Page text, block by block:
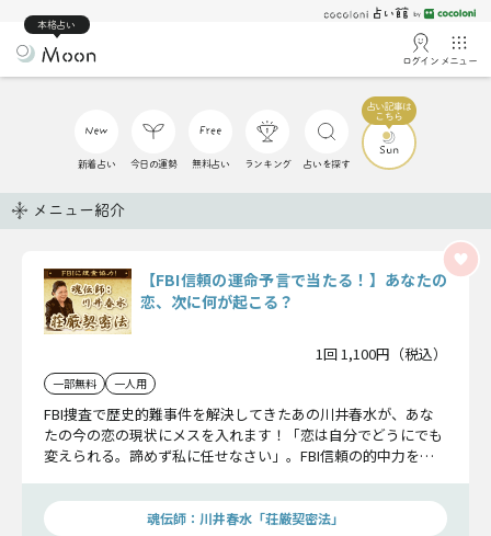
本格占い
ログイン メニュー
新着占い 今日の運勢 無料占い ランキング 占いを探す
メニュー紹介
【FBI信頼の運命予言で当たる！】あなたの
恋、次に何が起こる？
1回 1,100円（税込）
一部無料 一人用
FBI捜査で歴史的難事件を解決してきたあの川井春水が、あな
たの今の恋の現状にメスを入れます！「恋は自分でどうにでも
変えられる。諦めず私に任せなさい」。FBI信頼の的中力を今
魂伝師：川井春水「荘厳契密法」